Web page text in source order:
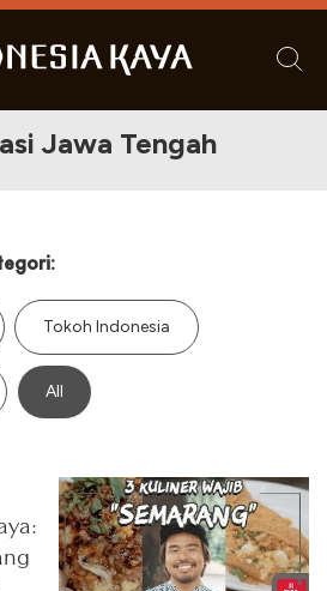
Jawa Tengah
Tokoh Indonesia
All